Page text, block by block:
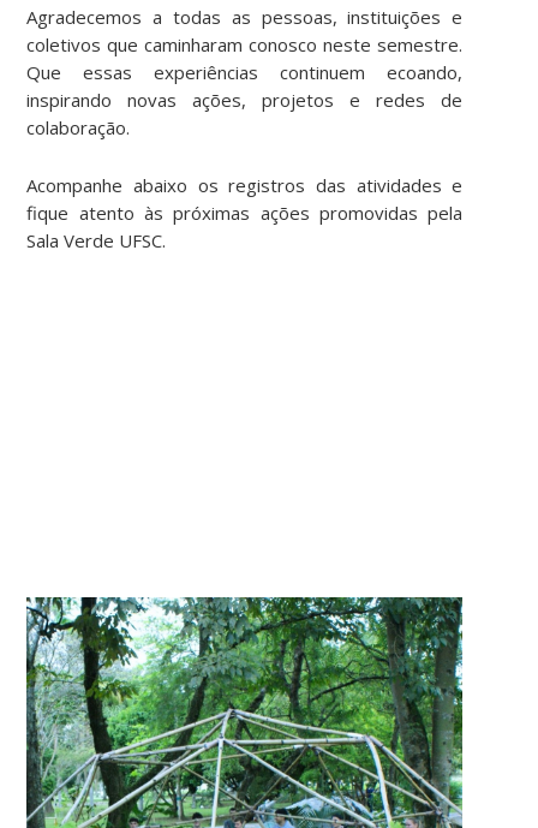
Agradecemos a todas as pessoas, instituições e
coletivos que caminharam conosco neste semestre.
Que essas experiências continuem ecoando,
inspirando novas ações, projetos e redes de
colaboração.
Acompanhe abaixo os registros das atividades e
fique atento às próximas ações promovidas pela
Sala Verde UFSC.